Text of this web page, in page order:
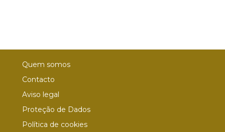
Quem somos
Contacto
Aviso legal
Proteção de Dados
Política de cookies